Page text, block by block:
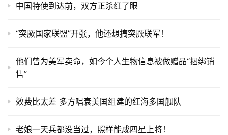
中国特使到达前，双方正杀红了眼
“突厥国家联盟”开张，他还想搞突厥联军！
他们曾为美军卖命，如今个人生物信息被做赠品“捆绑销
售”
效费比太差 多方唱衰美国组建的红海多国舰队
老娘一天兵都没当过，照样能成四星上将！